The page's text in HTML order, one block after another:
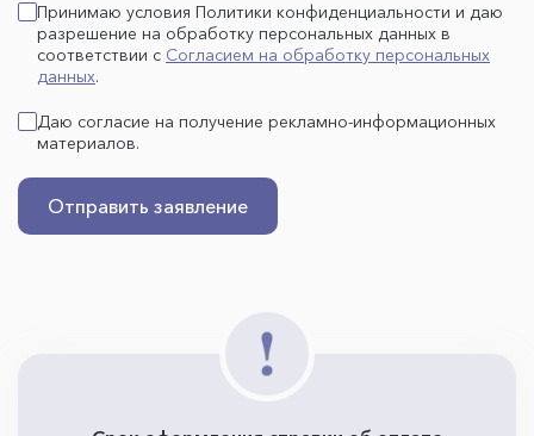
Принимаю условия Политики конфиденциальности и даю
разрешение на обработку персональных данных в
соответствии с Согласием на обработку персональных
данных.
Даю согласие на получение рекламно-информационных
материалов.
Отправить заявление